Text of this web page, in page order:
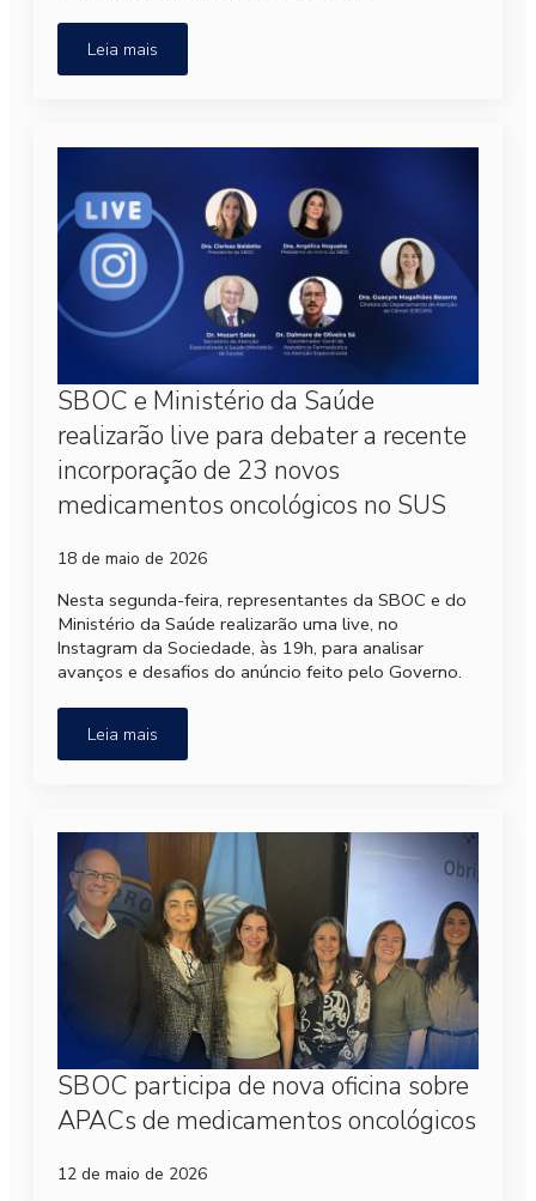
Leia mais
SBOC e Ministério da Saúde
realizarão live para debater a recente
incorporação de 23 novos
medicamentos oncológicos no SUS
18 de maio de 2026
Nesta segunda-feira, representantes da SBOC e do
Ministério da Saúde realizarão uma live, no
Instagram da Sociedade, às 19h, para analisar
avanços e desafios do anúncio feito pelo Governo.
Leia mais
SBOC participa de nova oficina sobre
APACs de medicamentos oncológicos
12 de maio de 2026